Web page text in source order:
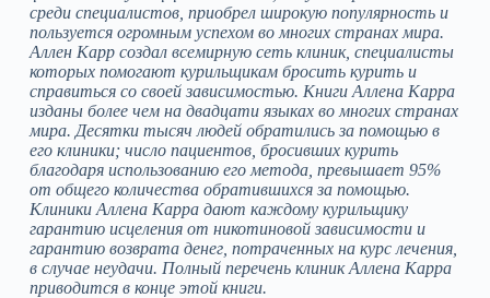
среди специалистов, приобрел широкую популярность и
пользуется огромным успехом во многих странах мира.
Аллен Карр создал всемирную сеть клиник, специалисты
которых помогают курильщикам бросить курить и
справиться со своей зависимостью. Книги Аллена Карра
изданы более чем на двадцати языках во многих странах
мира. Десятки тысяч людей обратились за помощью в
его клиники; число пациентов, бросивших курить
благодаря использованию его метода, превышает 95%
от общего количества обратившихся за помощью.
Клиники Аллена Карра дают каждому курильщику
гарантию исцеления от никотиновой зависимости и
гарантию возврата денег, потраченных на курс лечения,
в случае неудачи. Полный перечень клиник Аллена Карра
приводится в конце этой книги.